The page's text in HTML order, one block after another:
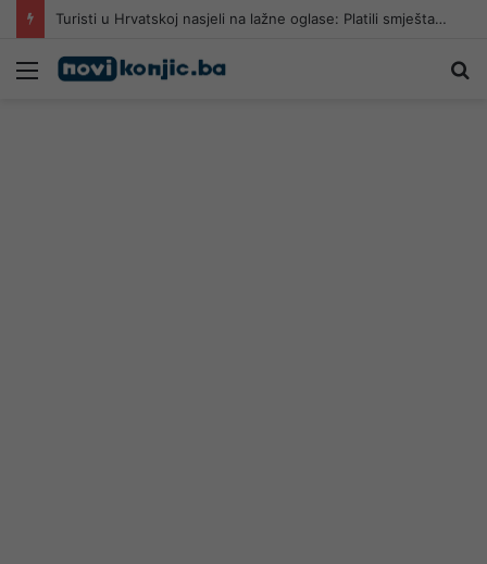
Turisti u Hrvatskoj nasjeli na lažne oglase: Platili smještaj, a apartmana nema
Meni